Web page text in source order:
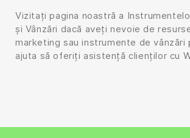
Vizitați pagina noastră a
și Vânzări dacă aveți nevoie de
marketing sau instrumente de vânzări
ajuta să oferiți asistență clienților cu